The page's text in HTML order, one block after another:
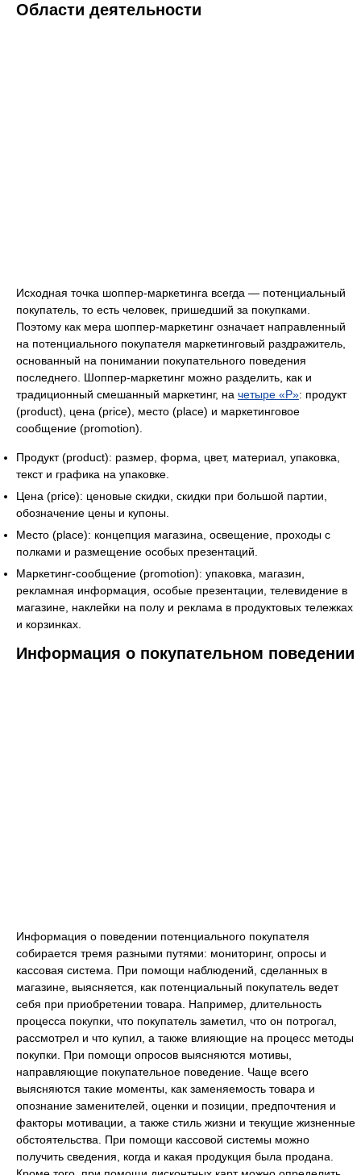
Области деятельности
Исходная точка шоппер-маркетинга всегда — потенциальный
покупатель, то есть человек, пришедший за покупками.
Поэтому как мера шоппер-маркетинг означает направленный
на потенциального покупателя маркетинговый раздражитель,
основанный на понимании покупательного поведения
последнего. Шоппер-маркетинг можно разделить, как и
традиционный смешанный маркетинг, на четыре «P»: продукт
(prоduct), цена (price), место (place) и маркетинговое
сообщение (promotion).
Продукт (product): размер, форма, цвет, материал, упаковка,
текст и графика на упаковке.
Цена (price): ценовые скидки, скидки при большой партии,
обозначение цены и купоны.
Место (place): концепция магазина, освещение, проходы с
полками и размещение особых презентаций.
Маркетинг-сообщение (promotion): упаковка, магазин,
рекламная информация, особые презентации, телевидение в
магазине, наклейки на полу и реклама в продуктовых тележках
и корзинках.
Информация о покупательном поведении
Информация о поведении потенциального покупателя
собирается тремя разными путями: мониторинг, опросы и
кассовая система. При помощи наблюдений, сделанных в
магазине, выясняется, как потенциальный покупатель ведет
себя при приобретении товара. Например, длительность
процесса покупки, что покупатель заметил, что он потрогал,
рассмотрел и что купил, а также влияющие на процесс методы
покупки. При помощи опросов выясняются мотивы,
направляющие покупательное поведение. Чаще всего
выясняются такие моменты, как заменяемость товара и
опознание заменителей, оценки и позиции, предпочтения и
факторы мотивации, а также стиль жизни и текущие жизненные
обстоятельства. При помощи кассовой системы можно
получить сведения, когда и какая продукция была продана.